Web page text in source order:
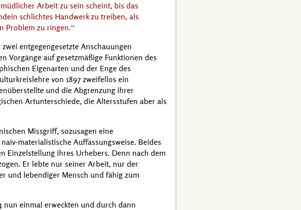
Arbeit zu sein scheint, bis das
schlichtes Handwerk zu treiben, als
Problem zu ringen.
entgegengesetzte Anschauungen
Vorgänge auf gesetzmäßige Funktionen des
Eigenarten und der Enge des
von 1897 zweifellos ein
und die Abgrenzung ihrer
Artunterschiede, die Altersstufen aber als
Missgriff, sozusagen eine
materialistische Auffassungsweise. Beides
Einzelstellung ihres Urhebers. Denn nach dem
Er lebte nur seiner Arbeit, nur der
und lebendiger Mensch und fähig zum
nun einmal erweckten und durch dann